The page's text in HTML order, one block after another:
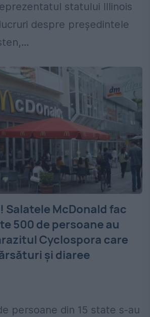
statului Illinois
despre preşedintele
Salatele McDonald fac
500 de persoane au
Cyclospora care
şi diaree
persoane din 15 state s-au